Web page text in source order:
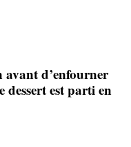
d’enfourner
est parti en